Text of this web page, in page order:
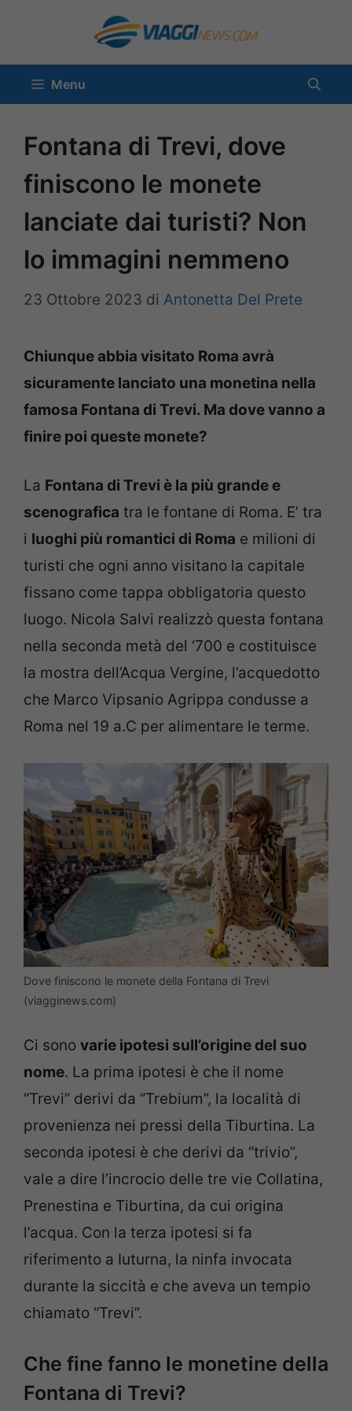
contenuto
Menu
Fontana di Trevi, dove
finiscono le monete
lanciate dai turisti? Non
lo immagini nemmeno
23 Ottobre 2023 di Antonetta Del Prete
Chiunque abbia visitato Roma avrà
sicuramente lanciato una monetina nella
famosa Fontana di Trevi. Ma dove vanno a
finire poi queste monete?
La Fontana di Trevi è la più grande e
scenografica tra le fontane di Roma. E’ tra
i luoghi più romantici di Roma e milioni di
turisti che ogni anno visitano la capitale
fissano come tappa obbligatoria questo
luogo. Nicola Salvi realizzò questa fontana
nella seconda metà del ‘700 e costituisce
la mostra dell’Acqua Vergine, l’acquedotto
che Marco Vipsanio Agrippa condusse a
Roma nel 19 a.C per alimentare le terme.
Dove finiscono le monete della Fontana di Trevi
(viagginews.com)
Ci sono varie ipotesi sull’origine del suo
nome. La prima ipotesi è che il nome
“Trevi” derivi da “Trebium”, la località di
provenienza nei pressi della Tiburtina. La
seconda ipotesi è che derivi da “trivio”,
vale a dire l’incrocio delle tre vie Collatina,
Prenestina e Tiburtina, da cui origina
l’acqua. Con la terza ipotesi si fa
riferimento a Iuturna, la ninfa invocata
durante la siccità e che aveva un tempio
chiamato “Trevi”.
Che fine fanno le monetine della
Fontana di Trevi?